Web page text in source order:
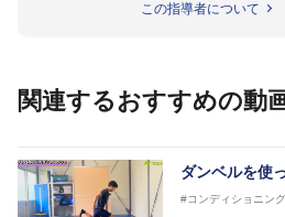
のほかU-23日本代表の
世代のサッカーを中心
を派遣している。
さらには講演会やセミ
に講師を派遣するなど
この指導者について
関連するおすすめの動
ダンベルを使
#コンディショニング